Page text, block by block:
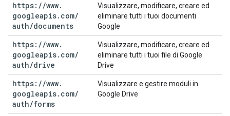
https: //www.
googleapis. com/
auth/documents
Visualizzare, modificare, creare ed
eliminare tutti i tuoi documenti
Google
https: //www.
googleapis. com/
auth/drive
Visualizzare, modificare, creare ed
eliminare tutti i tuoi file di Google
Drive
https: //www.
googleapis. com/
auth/forms
Visualizzare e gestire moduli in
Google Drive